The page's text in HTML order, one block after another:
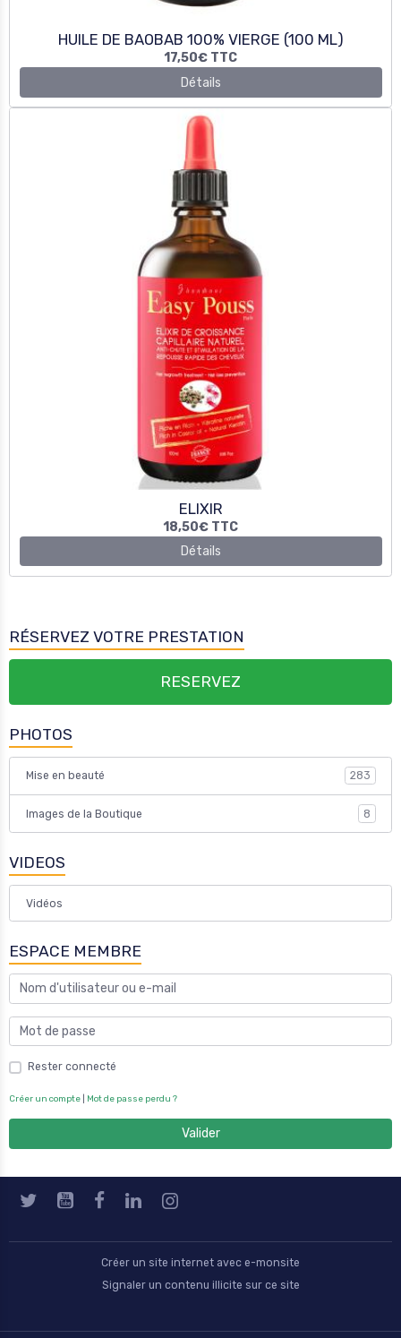
ELIXIR
18,50€TTC
Détails
RÉSERVEZ VOTRE PRESTATION
RESERVEZ
Mise en beauté
VIDEOS
Vidéos
ESPACE MEMBRE
Créer un compte|Mot de passe perdu ?
Valider
Créer un site internet avec e-monsite
Signaler un contenu illicite sur ce site
Conditions générales d'utilisation
Conditions générales de vente
Gestion des cookies